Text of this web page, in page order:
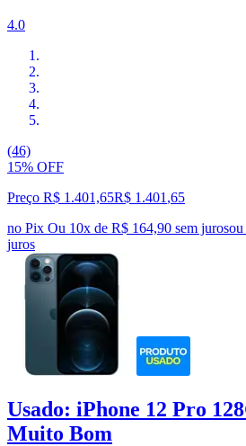
4.0
(46)
15% OFF
Preço R$ 1.401,65R$ 1.401 ,65
no Pix Ou 10x de R$ 164,90 sem jurosou
juros
Usado: iPhone 12 Pro
Muito Bom